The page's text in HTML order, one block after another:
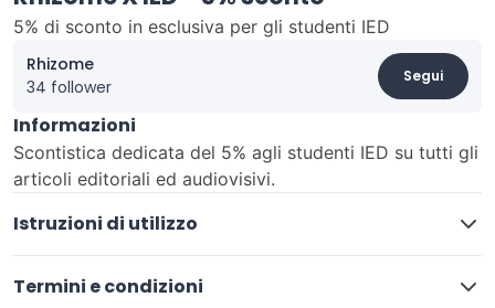
5% di sconto in esclusiva per gli studenti IED
Rhizome
34 follower
Segui
Informazioni
Scontistica dedicata del 5% agli studenti IED su tutti gli
articoli editoriali ed audiovisivi.
Istruzioni di utilizzo
Termini e condizioni